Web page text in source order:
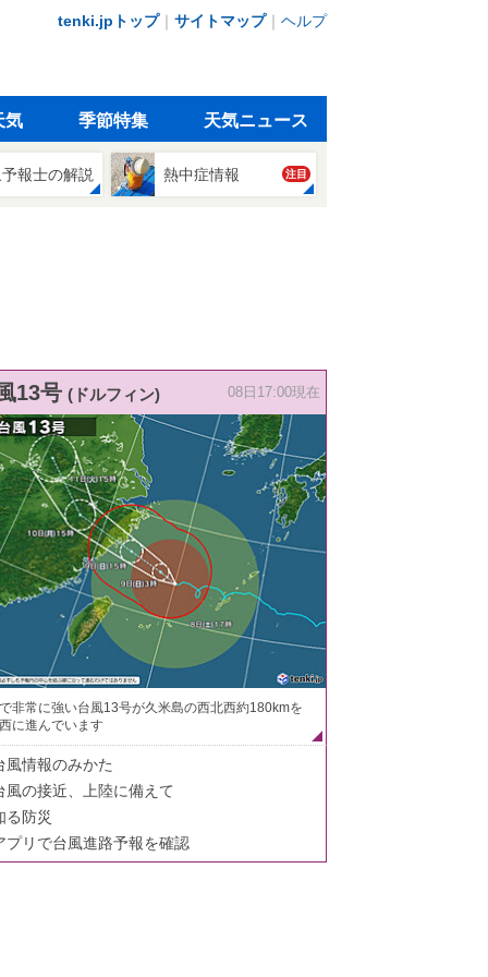
tenki.jpトップ｜ サイトマップ｜ ヘルプ
気 季節特集 天気ニュース
報士の解説 熱中症情報 注目
13号 (ドルフィン) 08日17:00現在
非常に強い台風13号が久米島の西北西約180kmを
に進んでいます
風情報のみかた
風の接近、上陸に備えて
る防災
プリで台風進路予報を確認